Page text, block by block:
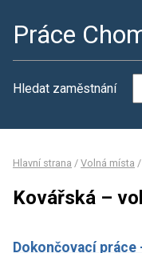
Práce
Hledat zaměstnání
Hlavní strana / Volná místa /
Kovářská –
Dokončovací práce